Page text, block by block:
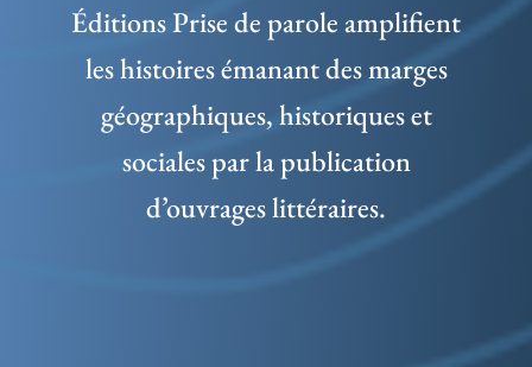
Éditions Prise de parole amplifient
les histoires émanant des marges
géographiques, historiques et
sociales par la publication
d’ouvrages littéraires.